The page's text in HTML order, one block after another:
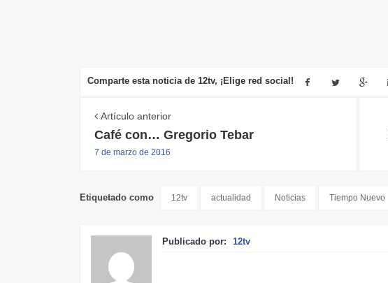
Comparte esta noticia de 12tv, ¡Elige red social!
Artículo anterior
Café con… Gregorio Tebar
7 de marzo de 2016
Etiquetado como 12tv actualidad Noticias Tiempo Nuevo
Publicado por: 12tv